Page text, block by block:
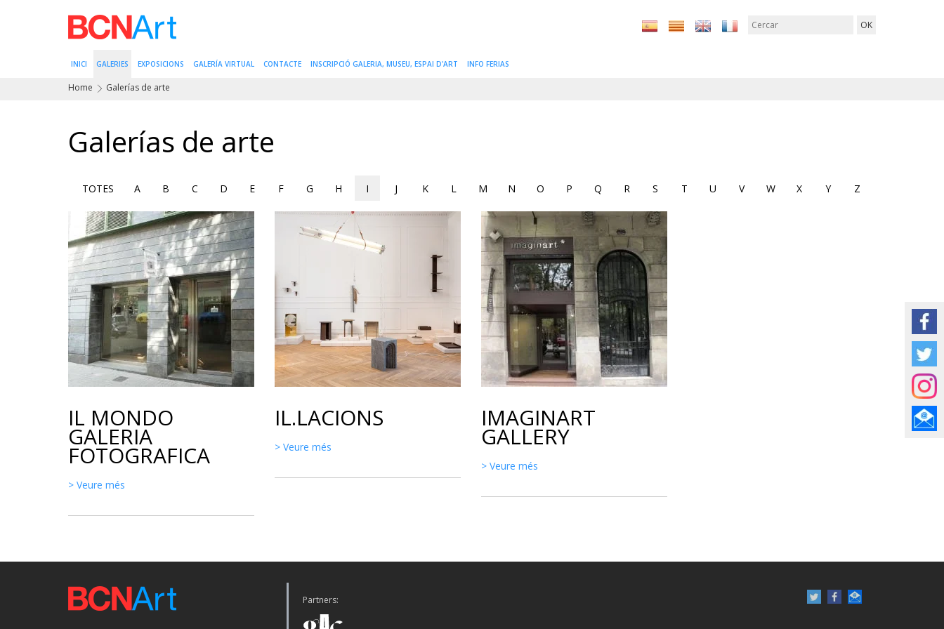
INICI GALERIES EXPOSICIONS GALERÍA VIRTUAL CONTACTE INSCRIPCIÓ GALERIA, MUSEU, ESPAI D'ART INFO FERIAS
Home Galerías de arte
Galerías de arte
TOTES A B C D E F G H I J K L M N O P Q R S T U V W X Y Z
IL MONDO
GALERIA
FOTOGRAFICA
> Veure més
IL.LACIONS
> Veure més
IMAGINART
GALLERY
> Veure més
Partners: